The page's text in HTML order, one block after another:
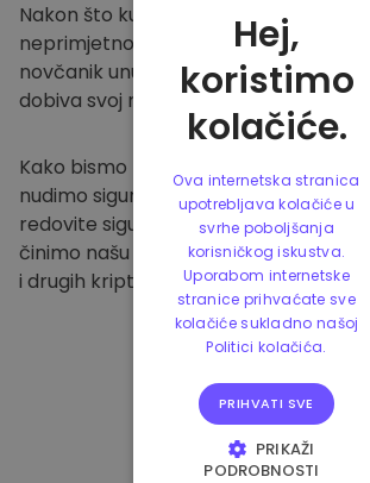
Nakon što kupite na Kriptomat
neprimjetno prenosimo u vaš
novčanik unutar naše platforme.
dobiva svoj novčanik.
Kako bismo zaštitili naše klijente i
nudimo sigurnu izvanmrežnu
redovite sigurnosne provjere.
činimo našu platformu sigurnim
i drugih kriptovaluta.
Hej,
koristimo
kolačiće.
Ova internetska stranica
upotrebljava kolačiće u
svrhe poboljšanja
korisničkog iskustva.
Uporabom internetske
stranice prihvaćate sve
kolačiće sukladno našoj
Politici kolačića.
PRIHVATI SVE
PRIKAŽI
PODROBNOSTI